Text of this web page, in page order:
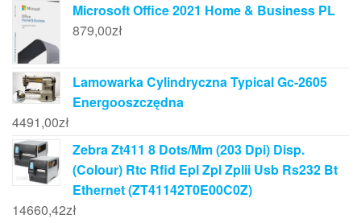
Microsoft Office 2021 Home & Business PL
879,00zł
Lamowarka Cylindryczna Typical Gc-2605
Energooszczędna
4491,00zł
Zebra Zt411 8 Dots/Mm (203 Dpi) Disp.
(Colour) Rtc Rfid Epl Zpl Zplii Usb Rs232 Bt
Ethernet (ZT41142T0E00C0Z)
14660,42zł